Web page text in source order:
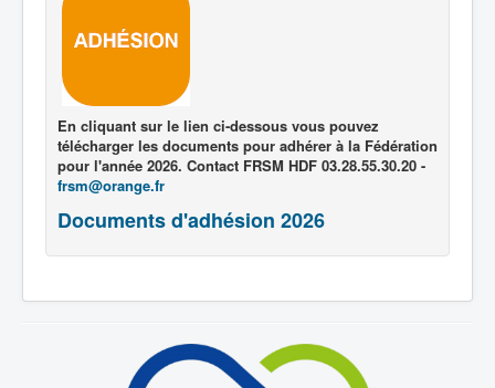
En cliquant sur le lien ci-dessous vous pouvez
télécharger les documents pour adhérer à la Fédération
pour l'année 2026. Contact FRSM HDF 03.28.55.30.20 -
frsm@orange.fr
Documents d'adhésion 2026